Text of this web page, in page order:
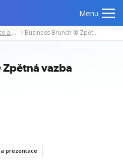
Menu
Odborné
Počítačové
Komunikace a prezentace Business Brunch ® Zpětná vazba
Zpětná vazba
prezentace